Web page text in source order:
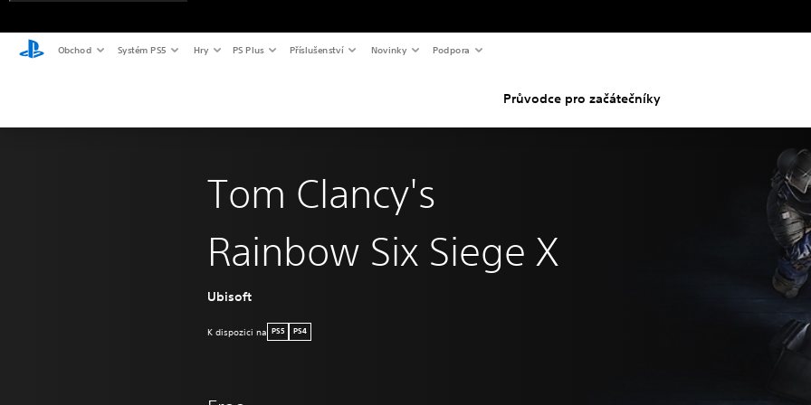
Obchod Systém PS5 Hry PS Plus Příslušenství Novinky Podpora
Průvodce pro začátečníky
Tom Clancy's
Rainbow Six Siege X
Ubisoft
K dispozici na PS5 PS4